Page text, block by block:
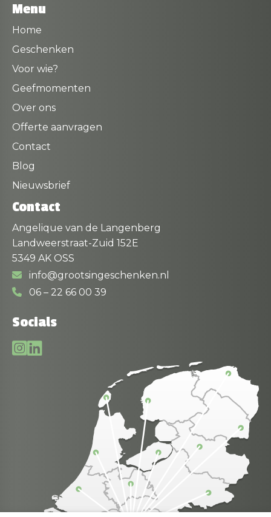
Menu
Home
Geschenken
Voor wie?
Geefmomenten
Over ons
Offerte aanvragen
Contact
Blog
Nieuwsbrief
Contact
Angelique van de Langenberg
Landweerstraat-Zuid 152E
5349 AK OSS
info@grootsingeschenken.nl
06 – 22 66 00 39
Socials